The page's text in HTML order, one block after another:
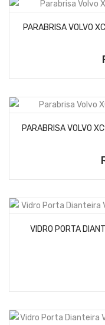
PARABRISA VOLVO
PARABRISA VOLVO
VIDRO PORTA